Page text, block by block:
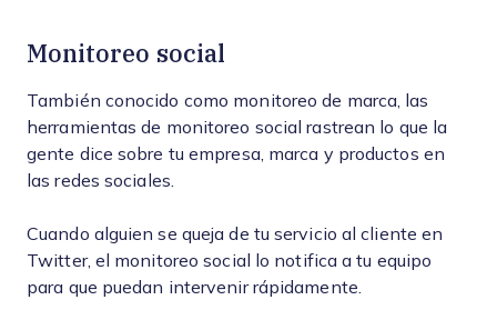
Monitoreo social
También conocido como monitoreo de marca, las
herramientas de monitoreo social rastrean lo que la
gente dice sobre tu empresa, marca y productos en
las redes sociales.
Cuando alguien se queja de tu servicio al cliente en
Twitter, el monitoreo social lo notifica a tu equipo
para que puedan intervenir rápidamente.